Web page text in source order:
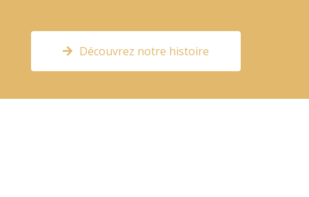
Découvrez notre histoire